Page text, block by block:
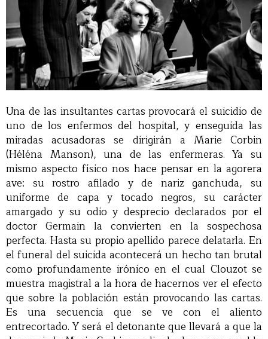
Una de las insultantes cartas provocará el suicidio de
uno de los enfermos del hospital, y enseguida las
miradas acusadoras se dirigirán a Marie Corbin
(Héléna Manson), una de las enfermeras. Ya su
mismo aspecto físico nos hace pensar en la agorera
ave: su rostro afilado y de nariz ganchuda, su
uniforme de capa y tocado negros, su carácter
amargado y su odio y desprecio declarados por el
doctor Germain la convierten en la sospechosa
perfecta. Hasta su propio apellido parece delatarla. En
el funeral del suicida acontecerá un hecho tan brutal
como profundamente irónico en el cual Clouzot se
muestra magistral a la hora de hacernos ver el efecto
que sobre la población están provocando las cartas.
Es una secuencia que se ve con el aliento
entrecortado. Y será el detonante que llevará a que la